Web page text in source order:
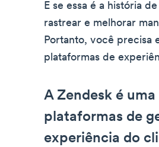
E se essa é a história
rastrear e melhorar
Portanto, você precisa
plataformas de
A Zendesk é
plataformas de
experiência do